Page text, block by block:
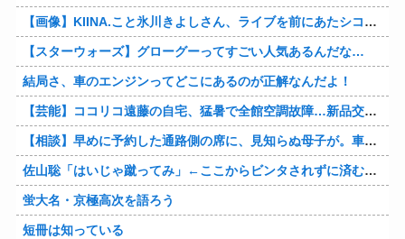
【画像】KIINA.こと氷川きよしさん、ライブを前にあたシコ欲全開www
【スターウォーズ】グローグーってすごい人気あるんだな…
結局さ、車のエンジンってどこにあるのが正解なんだよ！
【芸能】ココリコ遠藤の自宅、猛暑で全館空調故障…新品交換費300万円…高額費用に「高すぎる」
【相談】早めに予約した通路側の席に、見知らぬ母子が。車掌の呼びかけにも「目を閉じて無視」して居座られました。無理やり奪われた席は、結局“やったもん勝ち”になってしまうのでしょうか？
佐山聡「はいじゃ蹴ってみ」←ここからビンタされずに済む方法
蛍大名・京極高次を語ろう
短冊は知っている